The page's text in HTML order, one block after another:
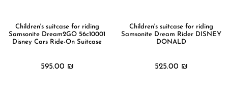
Children's suitcase for riding
Samsonite Dream Rider DISNEY
DONALD
525.00 ₪
Children's suitcase for riding
Samsonite Dream2GO 56c10001
Disney Cars Ride-On Suitcase
595.00 ₪